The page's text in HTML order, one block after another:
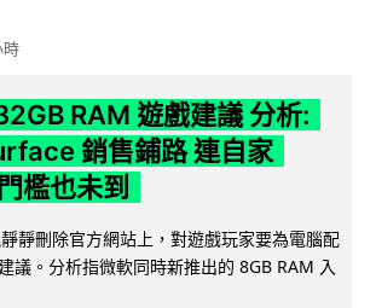
時
RAM 遊戲建議 分析:
銷售鋪路 連自家
檻也未到
靜刪除官方網站上，對遊戲玩家要為電腦配
議。分析指微軟同時新推出的 8GB RAM 入